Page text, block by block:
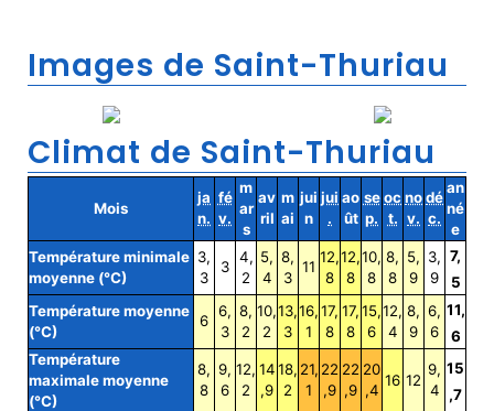
Images de Saint-Thuriau
Climat de Saint-Thuriau
Mois
ja
n.
fé
v.
m
ar
s
av
ril
m
ai
jui
n
jui
.
ao
ût
se
p.
oc
t.
no
v.
dé
c.
an
né
e
Température minimale
moyenne (°C)
3,
3
3
4,
2
5,
4
8,
3
11
12,
8
12,
8
10,
8
8,
8
5,
9
3,
9
7,
5
Température moyenne
(°C)
6
6,
3
8,
2
10,
2
13,
3
16,
1
17,
8
17,
8
15,
6
12,
4
8,
9
6,
6
11,
6
Température
maximale moyenne
(°C)
8,
8
9,
6
12,
2
14
,9
18,
2
21,
1
22
,9
22
,9
20
,4
16 12
9,
4
15
,7